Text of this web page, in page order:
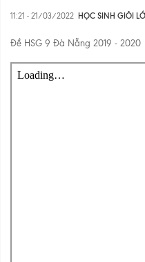
11:21 - 21/03/2022 HỌC SINH GIỎI
Đề HSG 9 Đà Nẵng 2019 - 2020